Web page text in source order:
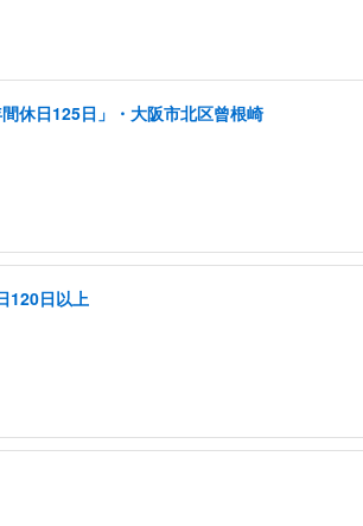
休日125日」・大阪市北区曾根崎
120日以上